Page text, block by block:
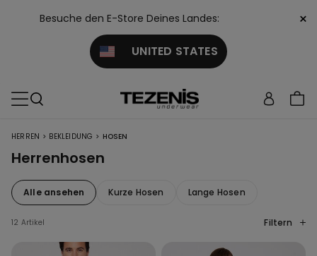
Besuche den E-Store Deines Landes:
UNITED STATES
×
HERREN > BEKLEIDUNG > HOSEN
Herrenhosen
Alle ansehen Kurze Hosen Lange Hosen
12 Artikel Filtern